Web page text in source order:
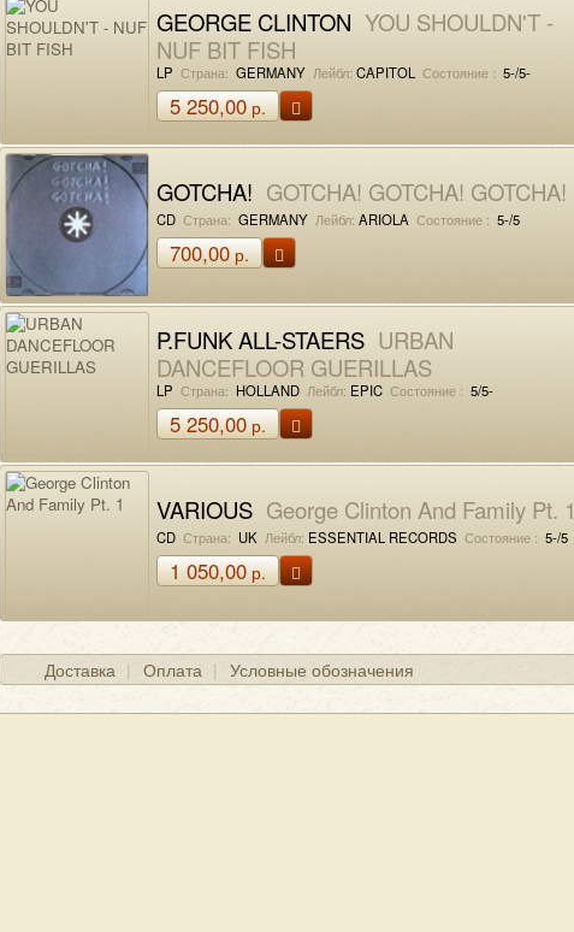
GEORGE CLINTON YOU SHOULDN'T -
NUF BIT FISH
LP Страна: GERMANY Лейбл: CAPITOL Состояние : 5-/5-
5 250,00р.
GOTCHA! GOTCHA! GOTCHA! GOTCHA!
CD Страна: GERMANY Лейбл: ARIOLA Состояние : 5-/5
700,00р.
P.FUNK ALL-STAERS URBAN
DANCEFLOOR GUERILLAS
LP Страна: HOLLAND Лейбл: EPIC Состояние : 5/5-
5 250,00р.
VARIOUS George Clinton And Family Pt. 1
CD Страна: UK Лейбл: ESSENTIAL RECORDS Состояние : 5-/5
1 050,00р.
Доставка Оплата Условные обозначения